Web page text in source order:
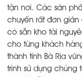
tận nơi. Các sản
chuyển rất đơn
có sẵn kho tài
cho từng khách
thành tỉnh Bà Rịa
trình sử dụng chúng